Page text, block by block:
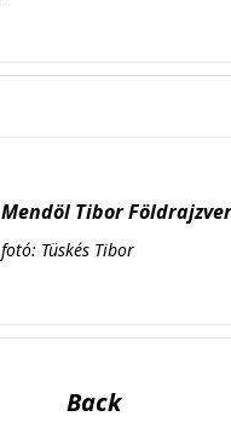
Mendöl Tibor
fotó: Tüskés Tibor
Back